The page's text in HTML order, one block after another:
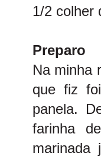
1/2 colher
Preparo
Na minha
que fiz
panela.
farinha
marinada